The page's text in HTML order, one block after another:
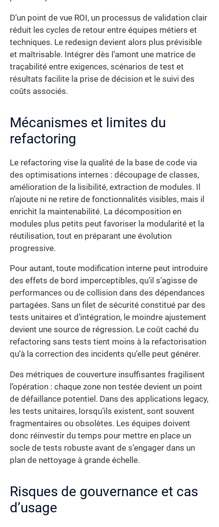
D’un point de vue ROI, un processus de validation clair
réduit les cycles de retour entre équipes métiers et
techniques. Le redesign devient alors plus prévisible
et maîtrisable. Intégrer dès l’amont une matrice de
traçabilité entre exigences, scénarios de test et
résultats facilite la prise de décision et le suivi des
coûts associés.
Mécanismes et limites du
refactoring
Le refactoring vise la qualité de la base de code via
des optimisations internes : découpage de classes,
amélioration de la lisibilité, extraction de modules. Il
n’ajoute ni ne retire de fonctionnalités visibles, mais il
enrichit la maintenabilité. La décomposition en
modules plus petits peut favoriser la modularité et la
réutilisation, tout en préparant une évolution
progressive.
Pour autant, toute modification interne peut introduire
des effets de bord imperceptibles, qu’il s’agisse de
performances ou de collision dans des dépendances
partagées. Sans un filet de sécurité constitué par des
tests unitaires et d’intégration, le moindre ajustement
devient une source de régression. Le coût caché du
refactoring sans tests tient moins à la refactorisation
qu’à la correction des incidents qu’elle peut générer.
Des métriques de couverture insuffisantes fragilisent
l’opération : chaque zone non testée devient un point
de défaillance potentiel. Dans des applications legacy,
les tests unitaires, lorsqu’ils existent, sont souvent
fragmentaires ou obsolètes. Les équipes doivent
donc réinvestir du temps pour mettre en place un
socle de tests robuste avant de s’engager dans un
plan de nettoyage à grande échelle.
Risques de gouvernance et cas
d’usage